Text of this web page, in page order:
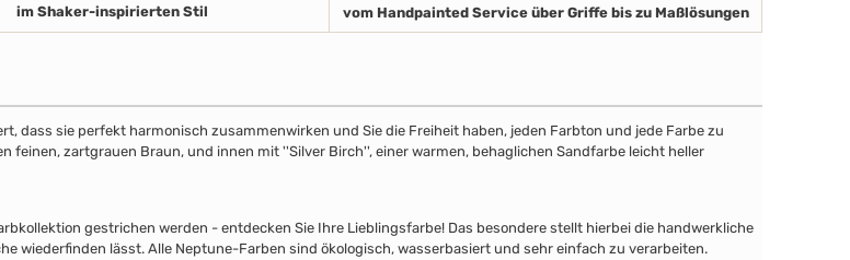
im Shaker-inspirierten Stil
vom Handpainted Service über Griffe bis zu Maßlösungen
dass sie perfekt harmonisch zusammenwirken und Sie die Freiheit haben, jeden Farbton und jede Farbe zu
zartgrauen Braun, und innen mit ''Silver Birch'', einer warmen, behaglichen Sandfarbe leicht heller
gestrichen werden - entdecken Sie Ihre Lieblingsfarbe! Das besondere stellt hierbei die handwerkliche
wiederfinden lässt. Alle Neptune-Farben sind ökologisch, wasserbasiert und sehr einfach zu verarbeiten.